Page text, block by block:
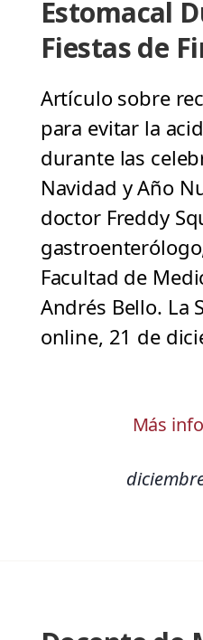
Estomacal
Fiestas de
Artículo sobre
para evitar la
durante las
Navidad y Año
doctor Freddy
Facultad de
Andrés Bello. La
online, 21 de
Más